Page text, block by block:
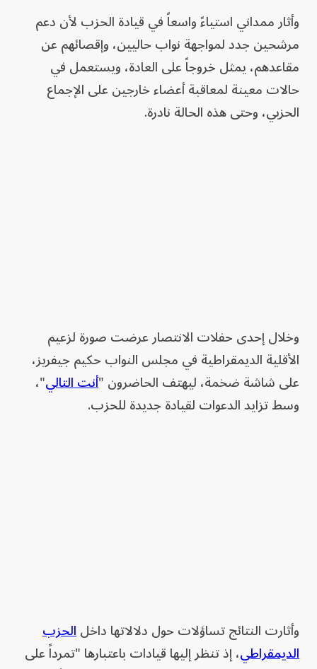
وأثار ممداني استياءً واسعاً في قيادة الحزب لأن دعم
مرشحين جدد لمواجهة نواب حاليين، وإقصائهم عن
مقاعدهم، يمثل خروجاً على العادة، ويستعمل في
حالات معينة لمعاقبة أعضاء خارجين على الإجماع
الحزبي، وحتى هذه الحالة نادرة.
وخلال إحدى حفلات الانتصار عرضت صورة لزعيم
الأقلية الديمقراطية في مجلس النواب حكيم جيفريز،
على شاشة ضخمة، ليهتف الحاضرون "أنت التالي"،
وسط تزايد الدعوات لقيادة جديدة للحزب.
وأثارت النتائج تساؤلات حول دلالاتها داخلالحزب
الديمقراطي، إذ تنظر إليها قيادات باعتبارها "تمرداً على